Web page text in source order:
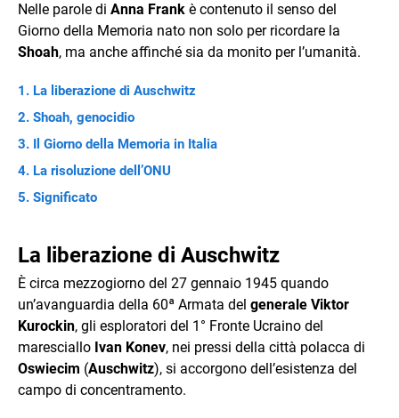
Nelle parole di Anna Frank è contenuto il senso del
Giorno della Memoria nato non solo per ricordare la
Shoah, ma anche affinché sia da monito per l’umanità.
La liberazione di Auschwitz
Shoah, genocidio
Il Giorno della Memoria in Italia
La risoluzione dell’ONU
Significato
La liberazione di Auschwitz
È circa mezzogiorno del 27 gennaio 1945 quando
un’avanguardia della 60ª Armata del generale Viktor
Kurockin, gli esploratori del 1° Fronte Ucraino del
maresciallo Ivan Konev, nei pressi della città polacca di
Oswiecim (Auschwitz), si accorgono dell’esistenza del
campo di concentramento.